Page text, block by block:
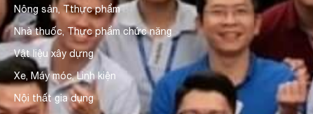
Nông sản, Tthực phẩm
Nhà thuốc, Thực phẩm chức năng
Vật liệu xây dựng
Xe, Máy móc, Linh kiện
Nội thất gia dụng